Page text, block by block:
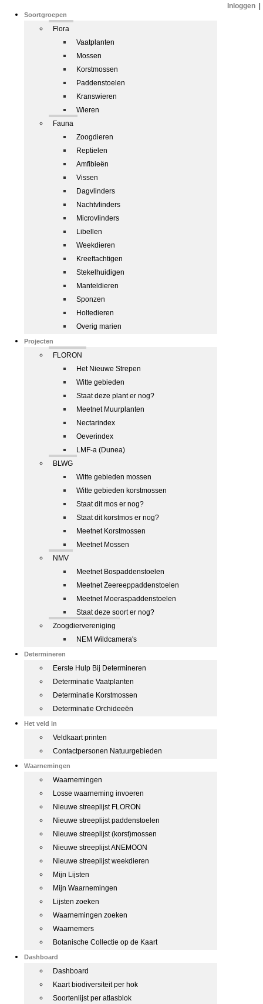
Soortgroepen
Flora
Vaatplanten
Mossen
Korstmossen
Paddenstoelen
Kranswieren
Wieren
Fauna
Zoogdieren
Reptielen
Amfibieën
Vissen
Dagvlinders
Nachtvlinders
Microvlinders
Libellen
Weekdieren
Kreeftachtigen
Stekelhuidigen
Manteldieren
Sponzen
Holtedieren
Overig marien
Projecten
FLORON
Het Nieuwe Strepen
Witte gebieden
Staat deze plant er nog?
Meetnet Muurplanten
Nectarindex
Oeverindex
LMF-a (Dunea)
BLWG
Witte gebieden mossen
Witte gebieden korstmossen
Staat dit mos er nog?
Staat dit korstmos er nog?
Meetnet Korstmossen
Meetnet Mossen
NMV
Meetnet Bospaddenstoelen
Meetnet Zeereeppaddenstoelen
Meetnet Moeraspaddenstoelen
Staat deze soort er nog?
Zoogdiervereniging
NEM Wildcamera's
Determineren
Eerste Hulp Bij Determineren
Determinatie Vaatplanten
Determinatie Korstmossen
Determinatie Orchideeën
Het veld in
Veldkaart printen
Contactpersonen Natuurgebieden
Waarnemingen
Waarnemingen
Losse waarneming invoeren
Nieuwe streeplijst FLORON
Nieuwe streeplijst paddenstoelen
Nieuwe streeplijst (korst)mossen
Nieuwe streeplijst ANEMOON
Nieuwe streeplijst weekdieren
Mijn Lijsten
Mijn Waarnemingen
Lijsten zoeken
Waarnemingen zoeken
Waarnemers
Botanische Collectie op de Kaart
Dashboard
Dashboard
Kaart biodiversiteit per hok
Soortenlijst per atlasblok
Inloggen